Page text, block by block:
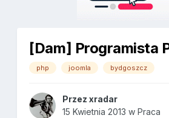
[Dam] Programista
php joomla bydgoszcz
Przezxradar
15 Kwietnia 2013 wPraca